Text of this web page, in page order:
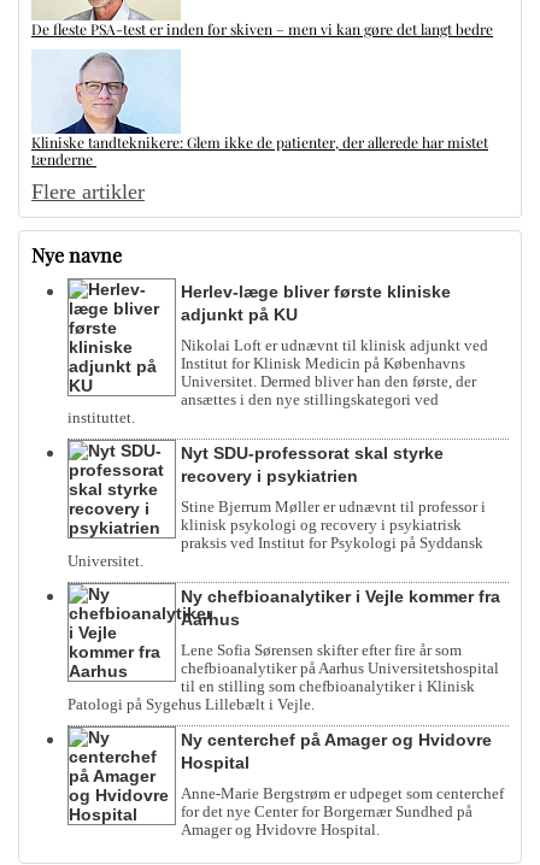
De fleste PSA-test er inden for skiven – men vi kan gøre det langt bedre
Kliniske tandteknikere: Glem ikke de patienter, der allerede har mistet
tænderne
Flere artikler
Nye navne
Herlev-læge bliver første kliniske
adjunkt på KU
Nikolai Loft er udnævnt til klinisk adjunkt ved
Institut for Klinisk Medicin på Københavns
Universitet. Dermed bliver han den første, der
ansættes i den nye stillingskategori ved
instituttet.
Nyt SDU-professorat skal styrke
recovery i psykiatrien
Stine Bjerrum Møller er udnævnt til professor i
klinisk psykologi og recovery i psykiatrisk
praksis ved Institut for Psykologi på Syddansk
Universitet.
Ny chefbioanalytiker i Vejle kommer fra
Aarhus
Lene Sofia Sørensen skifter efter fire år som
chefbioanalytiker på Aarhus Universitetshospital
til en stilling som chefbioanalytiker i Klinisk
Patologi på Sygehus Lillebælt i Vejle.
Ny centerchef på Amager og Hvidovre
Hospital
Anne-Marie Bergstrøm er udpeget som centerchef
for det nye Center for Borgernær Sundhed på
Amager og Hvidovre Hospital.